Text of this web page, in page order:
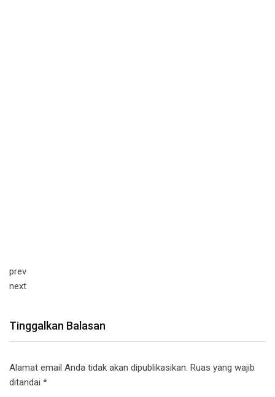
prev
next
Tinggalkan Balasan
Alamat email Anda tidak akan dipublikasikan. Ruas yang wajib
ditandai *